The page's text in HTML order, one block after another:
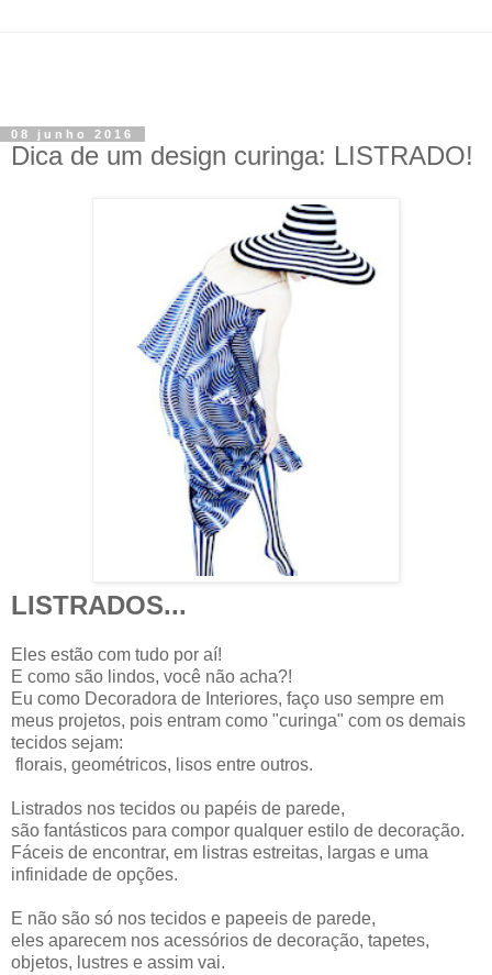
08 junho 2016
Dica de um design curinga: LISTRADO!
LISTRADOS...
Eles estão com tudo por aí!
E como são lindos, você não acha?!
Eu como Decoradora de Interiores, faço uso sempre em
meus projetos, pois entram como "curinga" com os demais
tecidos sejam:
florais, geométricos, lisos entre outros.
Listrados nos tecidos ou papéis de parede,
são fantásticos para compor qualquer estilo de decoração.
Fáceis de encontrar, em listras estreitas, largas e uma
infinidade de opções.
E não são só nos tecidos e papeeis de parede,
eles aparecem nos acessórios de decoração, tapetes,
objetos, lustres e assim vai.